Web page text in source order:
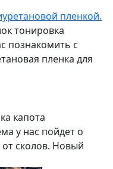
пленкой.
тонировка
познакомить с
пленка для
капота
у нас пойдет о
сколов. Новый